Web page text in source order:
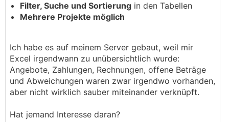
Filter, Suche und Sortierung in den Tabellen
Mehrere Projekte möglich
Ich habe es auf meinem Server gebaut, weil mir
Excel irgendwann zu unübersichtlich wurde:
Angebote, Zahlungen, Rechnungen, offene Beträge
und Abweichungen waren zwar irgendwo vorhanden,
aber nicht wirklich sauber miteinander verknüpft.
Hat jemand Interesse daran?